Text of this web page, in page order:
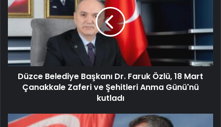
Düzce Belediye Başkanı Dr. Faruk Özlü, 18 Mart
Çanakkale Zaferi ve Şehitleri Anma Günü'nü
kutladı